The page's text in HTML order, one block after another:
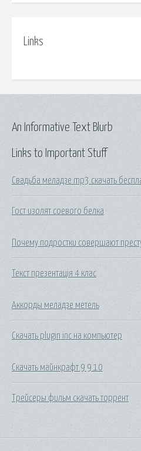
Links
Links to Important Stuff
Свадьба меладзе mp3 скачать
Гост изолят соевого белка
Почему подростки совершают
Текст презентація 4 клас
Аккорды меладзе метель
Скачать plugin inc на компьютер
Скачать майнкрафт 9 9 10
Трейсеры фильм скачать торрент
An Informative Text Blurb